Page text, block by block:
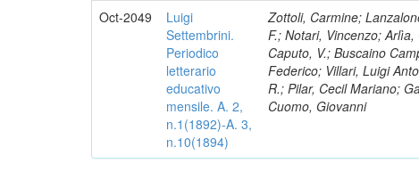
Oct-2049
Luigi
Settembrini.
Periodico
letterario
educativo
mensile. A. 2,
n.1(1892)-A. 3,
n.10(1894)
Zottoli, Carmine;
F.; Notari, Vincenzo;
Caputo, V.; Buscaino
Federico; Villari, Luigi
R.; Pilar, Cecil Mariano;
Cuomo, Giovanni